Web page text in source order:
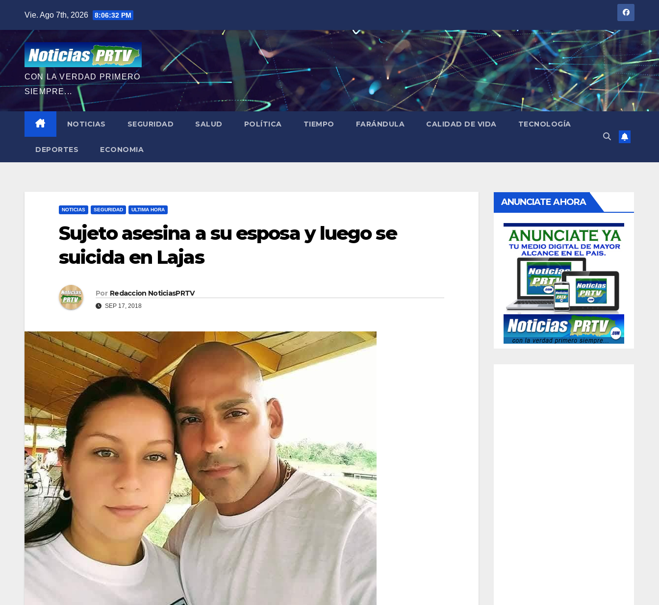
contenido
Vie. Ago 7th, 2026 8:06:34 PM
CON LA VERDAD PRIMERO
SIEMPRE...
NOTICIAS SEGURIDAD SALUD POLÍTICA TIEMPO FARÁNDULA CALIDAD DE VIDA TECNOLOGÍA
DEPORTES ECONOMIA
NOTICIAS SEGURIDAD ULTIMA HORA
Sujeto asesina a su esposa y luego se
suicida en Lajas
Por Redaccion NoticiasPRTV
SEP 17, 2018
ANUNCIATE AHORA